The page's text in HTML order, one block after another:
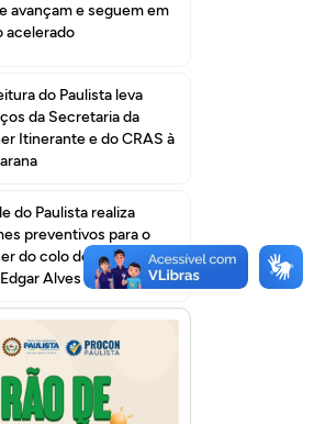
avançam e seguem em
acelerado
do Paulista leva
da Secretaria da
Itinerante e do CRAS à
do Paulista realiza
preventivos para o
do colo do útero na
Alves I